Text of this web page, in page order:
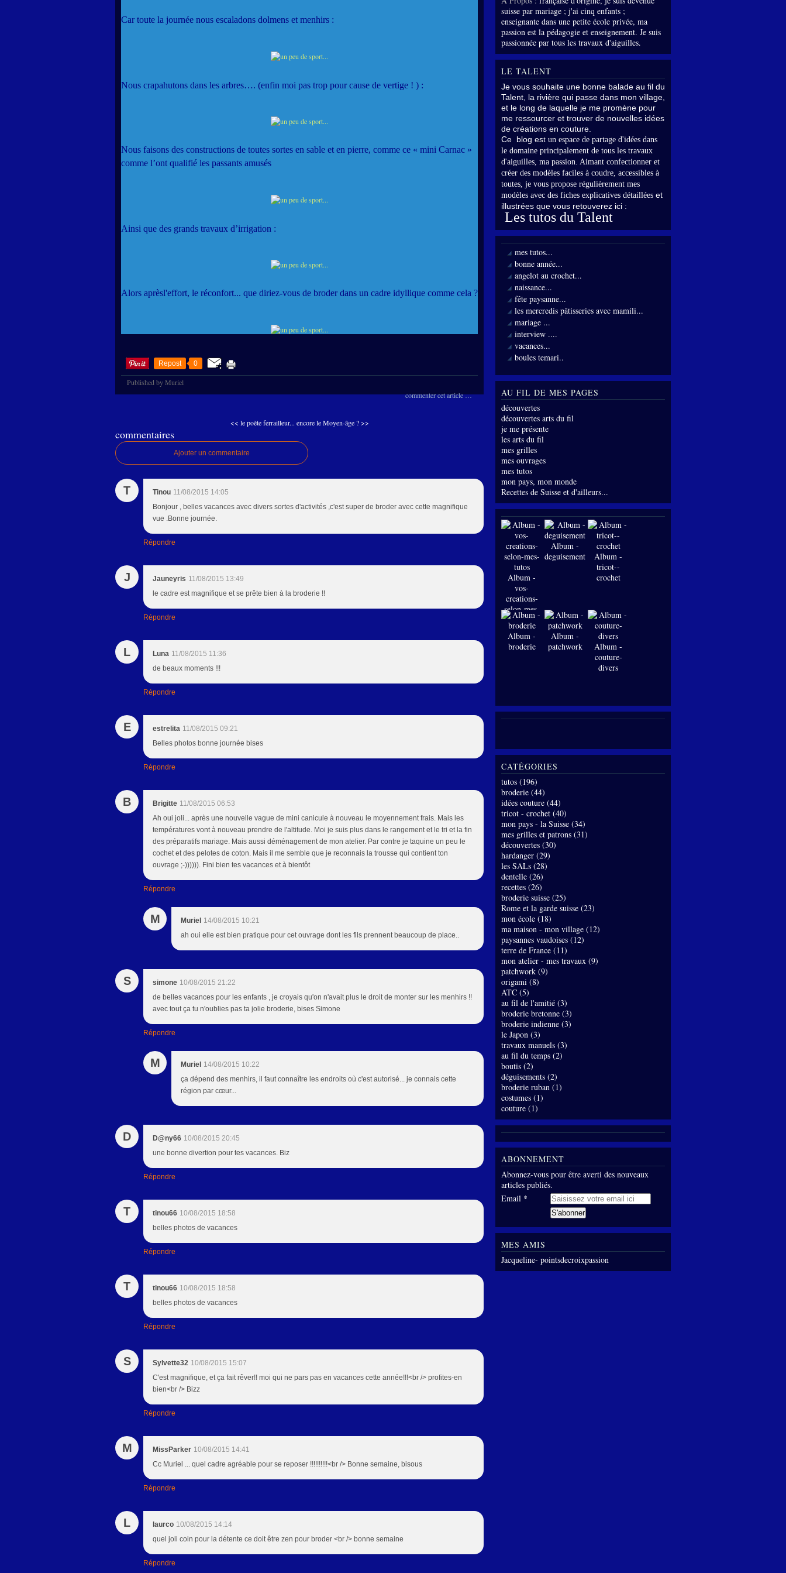
Car toute la journée nous escaladons dolmens et menhirs :
Nous crapahutons dans les arbres…. (enfin moi pas trop pour cause de vertige ! ) :
Nous faisons des constructions de toutes sortes en sable et en pierre, comme ce « mini Carnac »
comme l’ont qualifié les passants amusés
Ainsi que des grands travaux d’irrigation :
Alors aprèsl'effort, le réconfort... que diriez-vous de broder dans un cadre idyllique comme cela ?
Repost 0
Published by Muriel
commenter cet article…
<< le poète ferrailleur... encore le Moyen-âge ? >>
commentaires
Ajouter un commentaire
T Tinou 11/08/2015 14:05
Bonjour , belles vacances avec divers sortes d'activités ,c'est super de broder avec cette magnifique
vue .Bonne journée.
Répondre
J Jauneyris 11/08/2015 13:49
le cadre est magnifique et se prête bien à la broderie !!
Répondre
L Luna 11/08/2015 11:36
de beaux moments !!!
Répondre
E estrelita 11/08/2015 09:21
Belles photos bonne journée bises
Répondre
B Brigitte 11/08/2015 06:53
Ah oui joli... après une nouvelle vague de mini canicule à nouveau le moyennement frais. Mais les
températures vont à nouveau prendre de l'altitude. Moi je suis plus dans le rangement et le tri et la fin
des préparatifs mariage. Mais aussi déménagement de mon atelier. Par contre je taquine un peu le
cochet et des pelotes de coton. Mais il me semble que je reconnais la trousse qui contient ton
ouvrage ;-)))))). Fini bien tes vacances et à bientôt
Répondre
M Muriel 14/08/2015 10:21
ah oui elle est bien pratique pour cet ouvrage dont les fils prennent beaucoup de place..
S simone 10/08/2015 21:22
de belles vacances pour les enfants , je croyais qu'on n'avait plus le droit de monter sur les menhirs !!
avec tout ça tu n'oublies pas ta jolie broderie, bises Simone
Répondre
M Muriel 14/08/2015 10:22
ça dépend des menhirs, il faut connaître les endroits où c'est autorisé... je connais cette
région par cœur...
D D@ny66 10/08/2015 20:45
une bonne divertion pour tes vacances. Biz
Répondre
T tinou66 10/08/2015 18:58
belles photos de vacances
Répondre
T tinou66 10/08/2015 18:58
belles photos de vacances
Répondre
S Sylvette32 10/08/2015 15:07
C'est magnifique, et ça fait rêver!! moi qui ne pars pas en vacances cette année!!!<br /> profites-en
bien<br /> Bizz
Répondre
M MissParker 10/08/2015 14:41
Cc Muriel ... quel cadre agréable pour se reposer !!!!!!!!!!<br /> Bonne semaine, bisous
Répondre
L laurco 10/08/2015 14:14
quel joli coin pour la détente ce doit être zen pour broder <br /> bonne semaine
Répondre
suisse par mariage ; j'ai cinq enfants ;
enseignante dans une petite école privée, ma
passion est la pédagogie et enseignement. Je suis
passionnée par tous les travaux d'aiguilles.
LE TALENT
Je vous souhaite une bonne balade au fil du
Talent, la rivière qui passe dans mon village,
et le long de laquelle je me promène pour
me ressourcer et trouver de nouvelles idées
de créations en couture.
Ce blog est un espace de partage d'idées dans
le domaine principalement de tous les travaux
d'aiguilles, ma passion. Aimant confectionner et
créer des modèles faciles à coudre, accessibles à
toutes, je vous propose régulièrement mes
modèles avec des fiches explicatives détaillées et
illustrées que vous retouverez ici :
Les tutos du Talent
mes tutos...
bonne année...
angelot au crochet...
naissance...
fête paysanne...
les mercredis pâtisseries avec mamili...
mariage ...
interview ....
vacances...
boules temari..
AU FIL DE MES PAGES
découvertes
découvertes arts du fil
je me présente
les arts du fil
mes grilles
mes ouvrages
mes tutos
mon pays, mon monde
Recettes de Suisse et d'ailleurs...
Album -
vos-
creations-
selon-mes-
tutos
Album -
deguisements
Album -
tricot--
crochet
Album -
broderie
Album -
patchwork
Album -
couture-
divers
CATÉGORIES
tutos (196)
broderie (44)
idées couture (44)
tricot - crochet (40)
mon pays - la Suisse (34)
mes grilles et patrons (31)
découvertes (30)
hardanger (29)
les SALs (28)
dentelle (26)
recettes (26)
broderie suisse (25)
Rome et la garde suisse (23)
mon école (18)
ma maison - mon village (12)
paysannes vaudoises (12)
terre de France (11)
mon atelier - mes travaux (9)
patchwork (9)
origami (8)
ATC (5)
au fil de l'amitié (3)
broderie bretonne (3)
broderie indienne (3)
le Japon (3)
travaux manuels (3)
au fil du temps (2)
boutis (2)
déguisements (2)
broderie ruban (1)
costumes (1)
couture (1)
ABONNEMENT
Abonnez-vous pour être averti des nouveaux
articles publiés.
Email
MES AMIS
Jacqueline- pointsdecroixpassion